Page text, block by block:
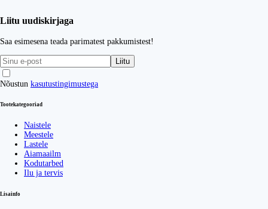
Liitu uudiskirjaga
Saa esimesena teada parimatest pakkumistest!
Liitu
Nõustun kasutustingimustega
Tootekategooriad
Naistele
Meestele
Lastele
Aiamaailm
Kodutarbed
Ilu ja tervis
Lisainfo